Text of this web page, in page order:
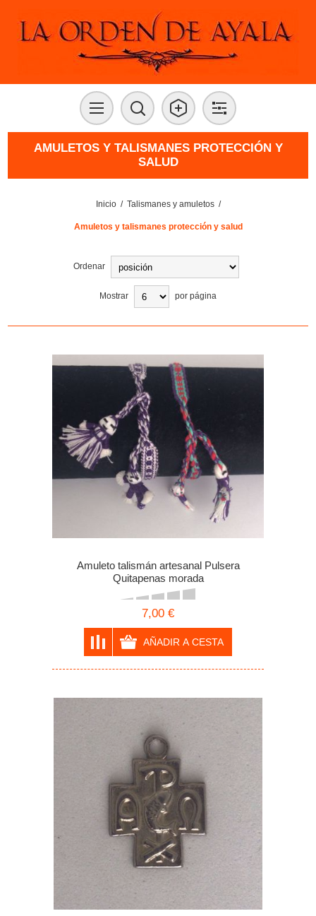
AMULETOS Y TALISMANES PROTECCIÓN Y
SALUD
Inicio / Talismanes y amuletos /
Amuletos y talismanes protección y salud
Ordenar
Mostrar por página
Amuleto talismán artesanal Pulsera
Quitapenas morada
7,00 €